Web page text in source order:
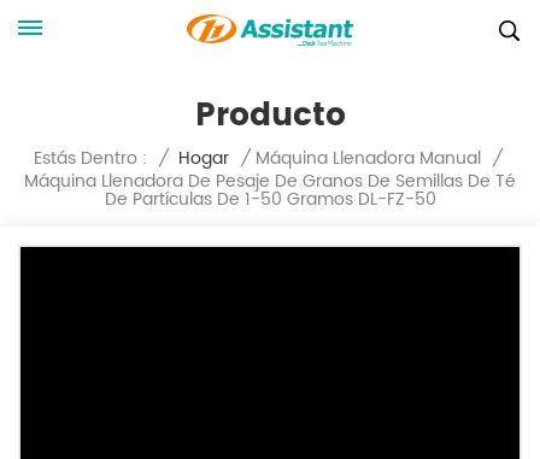
Producto
Estás Dentro : / Hogar / Máquina Llenadora Manual /
Máquina Llenadora De Pesaje De Granos De Semillas De Té
De Partículas De 1-50 Gramos DL-FZ-50